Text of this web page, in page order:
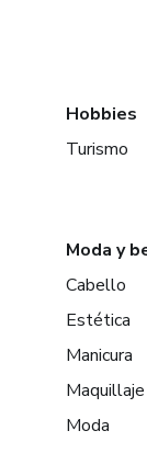
Hobbies
Turismo
Moda y
Cabello
Estética
Manicura
Maquillaje
Moda